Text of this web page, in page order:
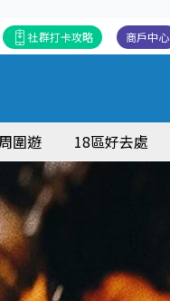
商戶中心
社群打卡攻略
圍遊 18區好去處